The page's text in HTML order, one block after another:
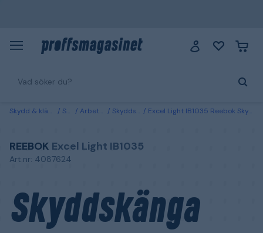
Skydd & kläder Skor Arbetsskor Skyddskängor Excel Light IB1035 Reebok Skyddskänga marinblå, S3 47
REEBOK Excel Light IB1035
Art.nr: 4087624
Skyddskänga